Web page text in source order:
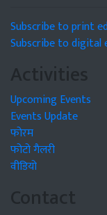
Subscribe to print
Subscribe to digital
Activities
Upcoming Events
Events Update
फोरम
फोटो गैलरी
वीडियो
Contact